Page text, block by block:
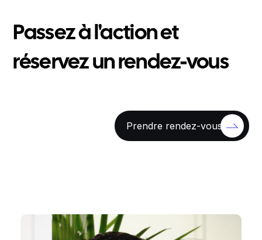
Passez à l'action et
réservez un rendez-vous
Prendre rendez-vous